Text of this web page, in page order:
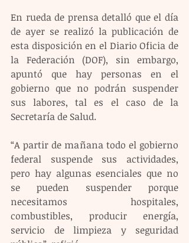
En rueda de prensa detalló que el día
de ayer se realizó la publicación de
esta disposición en el Diario Oficia de
la Federación (DOF), sin embargo,
apuntó que hay personas en el
gobierno que no podrán suspender
sus labores, tal es el caso de la
Secretaría de Salud.
“A partir de mañana todo el gobierno
federal suspende sus actividades,
pero hay algunas esenciales que no
se pueden suspender porque
necesitamos hospitales,
combustibles, producir energía,
servicio de limpieza y seguridad